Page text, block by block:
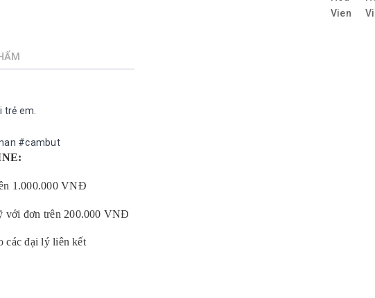
trẻ em.
#cambut
1.000.000 VNĐ
với đơn trên 200.000 VNĐ
các đại lý liên kết